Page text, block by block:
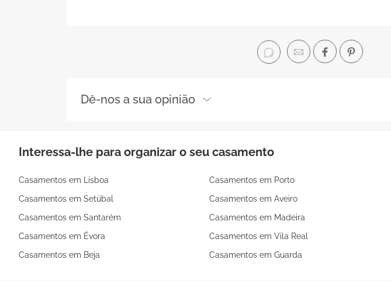
Dê-nos a sua opinião
Interessa-lhe para organizar o seu casamento
Casamentos em Lisboa Casamentos em Porto
Casamentos em Setúbal
Casamentos em Aveiro
Casamentos em Santarém
Casamentos em Madeira
Casamentos em Évora
Casamentos em Vila Real
Casamentos em Beja
Casamentos em Guarda